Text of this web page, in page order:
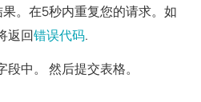
果。在5秒内重复您的请求。如
返回错误代码.
中。 然后提交表格。